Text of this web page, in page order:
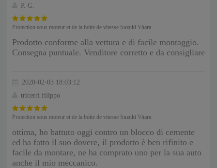
P. G.
Protection sous moteur et de la boîte de vitesse Suzuki Vitara
Prodotto conforme alla vettura e di facile montaggio.
Consegna puntuale. Venditore corretto e da consigliare
2020-02-03 18:03:12
tricerri filippo
Protection sous moteur et de la boîte de vitesse Suzuki Vitara
ottima, ho battuto oggi contro un blocco di cemente
ed ha fatto il suo dovere, il prodotto è ben rifinito e
facile da montare, ne ha comprato uno per la sua auto
anche il mio meccanico.